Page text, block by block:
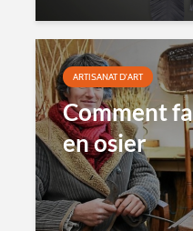
ARTISANAT D'ART
Comment
en osier